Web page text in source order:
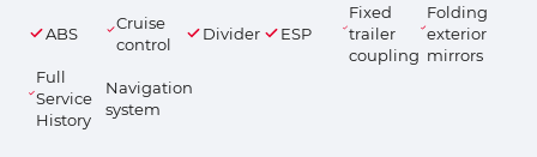
ABS
Cruise
control
Divider ESP
Fixed
trailer
coupling
Folding
exterior
mirrors
Full
Service
History
Navigation
system